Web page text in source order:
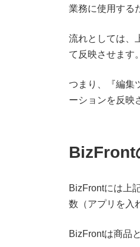
業務に使用する
流れとしては、
て反映させます。
つまり、『編集
ーションを反映
BizFront
BizFrontには上
数（アプリを入
BizFrontは商品